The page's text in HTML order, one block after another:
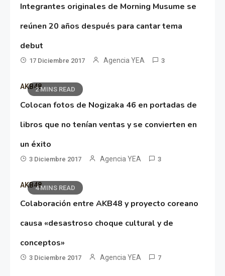
Integrantes originales de Morning Musume se
reúnen 20 años después para cantar tema
debut
17 Diciembre 2017 Agencia YEA 3
2 MINS READ
AKB48
Colocan fotos de Nogizaka 46 en portadas de
libros que no tenían ventas y se convierten en
un éxito
3 Diciembre 2017 Agencia YEA 3
4 MINS READ
AKB48
Colaboración entre AKB48 y proyecto coreano
causa «desastroso choque cultural y de
conceptos»
3 Diciembre 2017 Agencia YEA 7